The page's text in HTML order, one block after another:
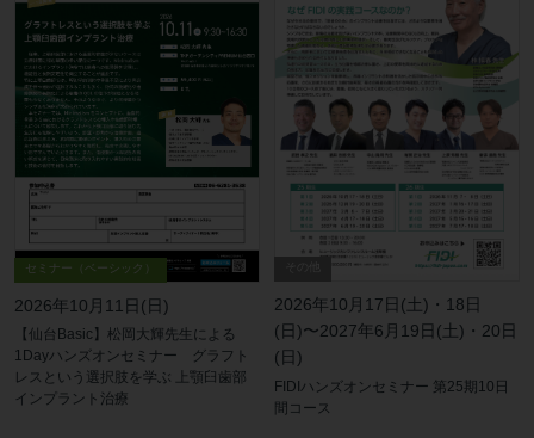
セミナー（ベーシック）
2026年10月11日(日)
【仙台Basic】松岡大輝先生による
1Dayハンズオンセミナー グラフト
レスという選択肢を学ぶ 上顎臼歯部
インプラント治療
2026年10月17日(土)・18日
(日)〜2027年6月19日(土)・20日
(日)
FIDIハンズオンセミナー 第25期10日
間コース